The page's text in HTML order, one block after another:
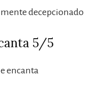
decepcionado
5/5
encanta